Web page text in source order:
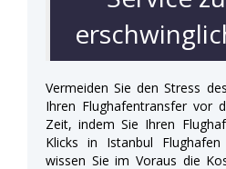
Vermeiden Sie den Stress
Ihren Flughafentransfer vor
Zeit, indem Sie Ihren
Klicks in Istanbul
wissen Sie im Voraus die